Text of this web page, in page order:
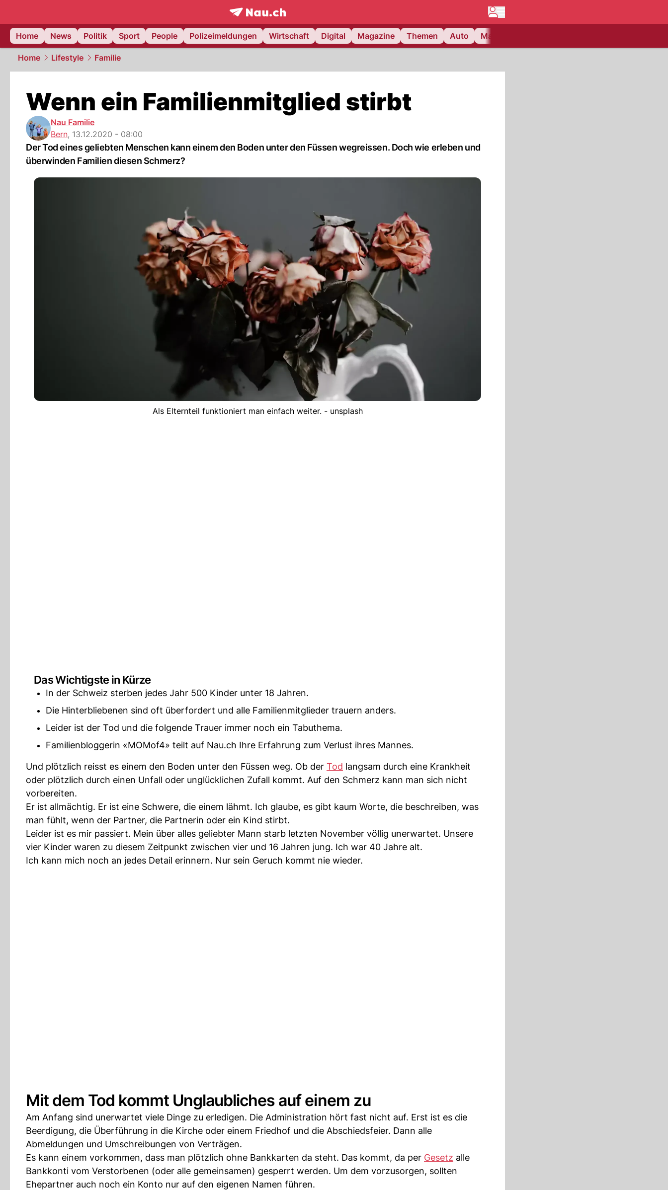
frontpage.NAU.ch
Home
News Politik Sport People Polizeimeldungen Wirtschaft Digital Magazine Themen Auto Matchcenter
Home Lifestyle Familie
Wenn ein Familienmitglied stirbt
Nau Familie
Bern, 13.12.2020 - 08:00
Der Tod eines geliebten Menschen kann einem den Boden unter den Füssen wegreissen. Doch wie erleben und
überwinden Familien diesen Schmerz?
Als Elternteil funktioniert man einfach weiter. - unsplash
Das Wichtigste in Kürze
In der Schweiz sterben jedes Jahr 500 Kinder unter 18 Jahren.
Die Hinterbliebenen sind oft überfordert und alle Familienmitglieder trauern anders.
Leider ist der Tod und die folgende Trauer immer noch ein Tabuthema.
Familienbloggerin «MOMof4» teilt auf Nau.ch Ihre Erfahrung zum Verlust ihres Mannes.
Und plötzlich reisst es einem den Boden unter den Füssen weg. Ob der Tod langsam durch eine Krankheit
oder plötzlich durch einen Unfall oder unglücklichen Zufall kommt. Auf den Schmerz kann man sich nicht
vorbereiten.
Er ist allmächtig. Er ist eine Schwere, die einem lähmt. Ich glaube, es gibt kaum Worte, die beschreiben, was
man fühlt, wenn der Partner, die Partnerin oder ein Kind stirbt.
Leider ist es mir passiert. Mein über alles geliebter Mann starb letzten November völlig unerwartet. Unsere
vier Kinder waren zu diesem Zeitpunkt zwischen vier und 16 Jahren jung. Ich war 40 Jahre alt.
Ich kann mich noch an jedes Detail erinnern. Nur sein Geruch kommt nie wieder.
Mit dem Tod kommt Unglaubliches auf einem zu
Am Anfang sind unerwartet viele Dinge zu erledigen. Die Administration hört fast nicht auf. Erst ist es die
Beerdigung, die Überführung in die Kirche oder einem Friedhof und die Abschiedsfeier. Dann alle
Abmeldungen und Umschreibungen von Verträgen.
Es kann einem vorkommen, dass man plötzlich ohne Bankkarten da steht. Das kommt, da per Gesetz alle
Bankkonti vom Verstorbenen (oder alle gemeinsamen) gesperrt werden. Um dem vorzusorgen, sollten
Ehepartner auch noch ein Konto nur auf den eigenen Namen führen.